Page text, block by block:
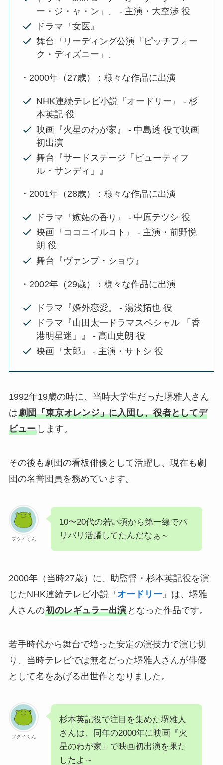
ー・ジ・ャ・ン」』 - 主演・大空渉 役
ドラマ『女医』
舞台『リーディング公演「ピッチフォー
ク・ディズニー」』
・2000年（27歳）：様々な作品に出演
NHK連続テレビ小説『オードリー』 - 杉
本英記 役
映画『火星のわが家』 - 中島透 役で映画
初出演
舞台『サードステージ「ビューティフ
ル・サンディ」』
・2001年（28歳）：様々な作品に出演
ドラマ『嫉妬の香り』 - 中原テツシ 役
映画『ココニイルコト』 - 主演・前野悦
朗 役
舞台『ヴァンプ・ショウ』
・2002年（29歳）：様々な作品に出演
ドラマ『婚外恋愛』 - 湯浅拓也 役
ドラマ『山田太一ドラマスペシャル 「香
港明星迷」』 - 高山史朗 役
映画『太郎』 - 主演・サトシ 役
1992年19歳の時に、当時大学生だった堺雅人さん
は劇団「東京オレンジ」に入団し、役者としてデ
ビューします。
その後も劇団の看板俳優として活躍し、現在も劇
団の名誉団員を務めています。
フクイくん
10〜20代の若い頃から第一線でバ
リバリ活躍してたんだなぁ～
2000年（当時27歳）に、助監督・杉本英記役を演
じたNHK連続テレビ小説『オードリー』は、堺雅
人さんの初のレギュラー出演となった作品です。
若手時代から舞台で培った安定の演技力で演じ切
り、当時テレビでは無名だった堺雅人さんが俳優
として名をあげる出世作となりました。
フクイくん
杉本英記役で注目を集めた堺雅人
さんは、同年の2000年に映画『火
星のわが家』で映画初出演を果た
したよ～